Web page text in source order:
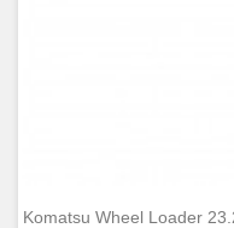
Komatsu Wheel Loader